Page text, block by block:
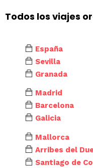
Todos los viajes
España
Sevilla
Granada
Madrid
Barcelona
Galicia
Mallorca
Arribes del
Santiago de